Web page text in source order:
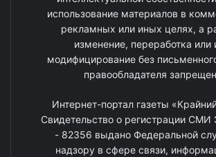
использование материалов в
рекламных или иных целях, а
изменение, переработка или
модифицирование без
правообладателя
Интернет-портал газеты
Свидетельство о регистрации
- 82356 выдано Федеральной
надзору в сфере связи,